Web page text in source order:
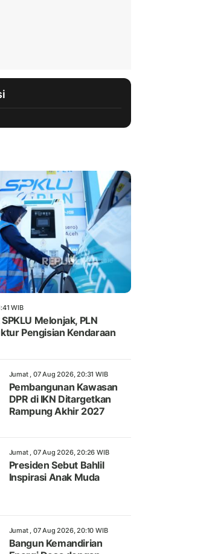
WIB
Melonjak, PLN
Pengisian Kendaraan
Jumat , 07 Aug 2026, 20:31 WIB
Pembangunan Kawasan
DPR di IKN Ditargetkan
Rampung Akhir 2027
Jumat , 07 Aug 2026, 20:26 WIB
Presiden Sebut Bahlil
Inspirasi Anak Muda
Jumat , 07 Aug 2026, 20:10 WIB
Bangun Kemandirian